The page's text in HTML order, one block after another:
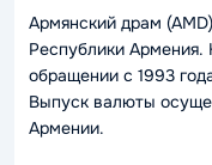
Армянский драм
Республики Армения.
обращении с 1993
Выпуск валюты
Армении.